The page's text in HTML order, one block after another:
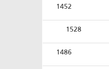
1452
1528
1486